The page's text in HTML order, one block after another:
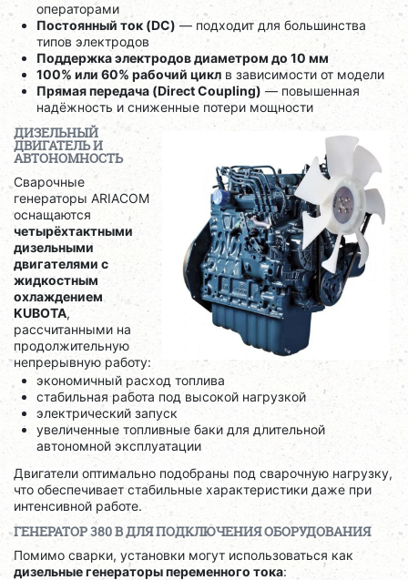
операторами
Постоянный ток (DC)— подходит для большинства
типов электродов
Поддержка электродов диаметром до 10 мм
100% или 60% рабочий цикл в зависимости от модели
Прямая передача (Direct Coupling) — повышенная
надёжность и сниженные потери мощности
ДИЗЕЛЬНЫЙ
ДВИГАТЕЛЬ И
АВТОНОМНОСТЬ
Сварочные
генераторы ARIACOM
оснащаются
четырёхтактными
дизельными
двигателями с
жидкостным
охлаждением
KUBOTA,
рассчитанными на
продолжительную
непрерывную работу:
экономичный расход топлива
стабильная работа под высокой нагрузкой
электрический запуск
увеличенные топливные баки для длительной
автономной эксплуатации
Двигатели оптимально подобраны под сварочную нагрузку,
что обеспечивает стабильные характеристики даже при
интенсивной работе.
ГЕНЕРАТОР 380 В ДЛЯ ПОДКЛЮЧЕНИЯ ОБОРУДОВАНИЯ
Помимо сварки, установки могут использоваться как
дизельные генераторы переменного тока: